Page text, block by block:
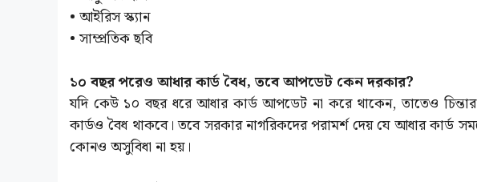
• আইরিস স্ক্যান
• সাম্প্রতিক ছবি
১০ বছর পরেও আধার কার্ড বৈধ, তবে আপডেট কেন দরকার?
যদি কেউ ১০ বছর ধরে আধার কার্ড আপডেট না করে থাকেন, তাতেও
কার্ডও বৈধ থাকবে। তবে সরকার নাগরিকদের পরামর্শ দেয় যে আধার কার্ড
কোনও অসুবিধা না হয়।